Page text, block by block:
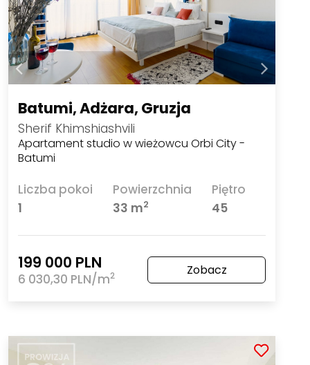
Batumi, Adżara, Gruzja
Sherif Khimshiashvili
Apartament studio w wieżowcu Orbi City -
Batumi
Liczba pokoi
1
Powierzchnia
33 m2
Piętro
45
199 000 PLN
6 030,30 PLN/m2 Zobacz